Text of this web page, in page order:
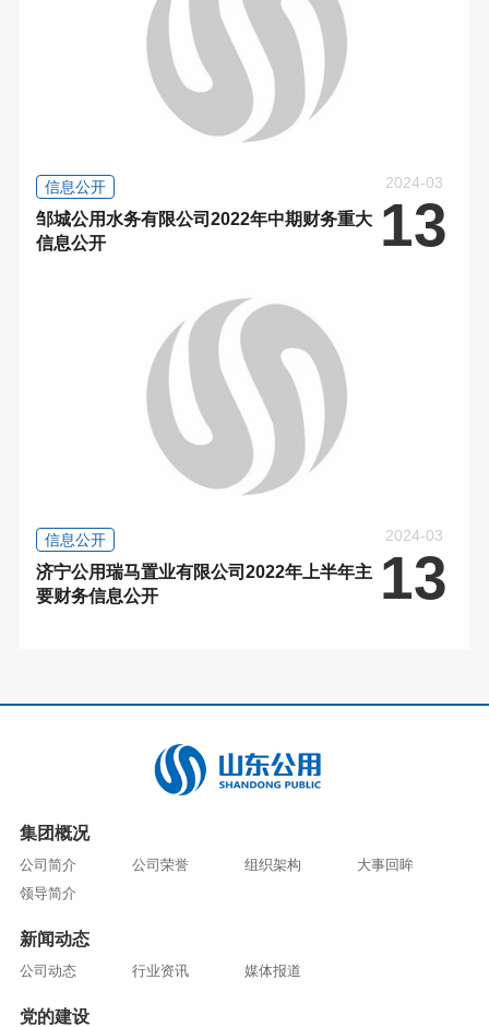
信息公开
邹城公用水务有限公司2022年中期财务重大
信息公开
2024-03
13
信息公开
济宁公用瑞马置业有限公司2022年上半年主
要财务信息公开
2024-03
13
集团概况
公司简介 公司荣誉 组织架构
大事回眸
领导简介
新闻动态
公司动态 行业资讯 媒体报道
党的建设